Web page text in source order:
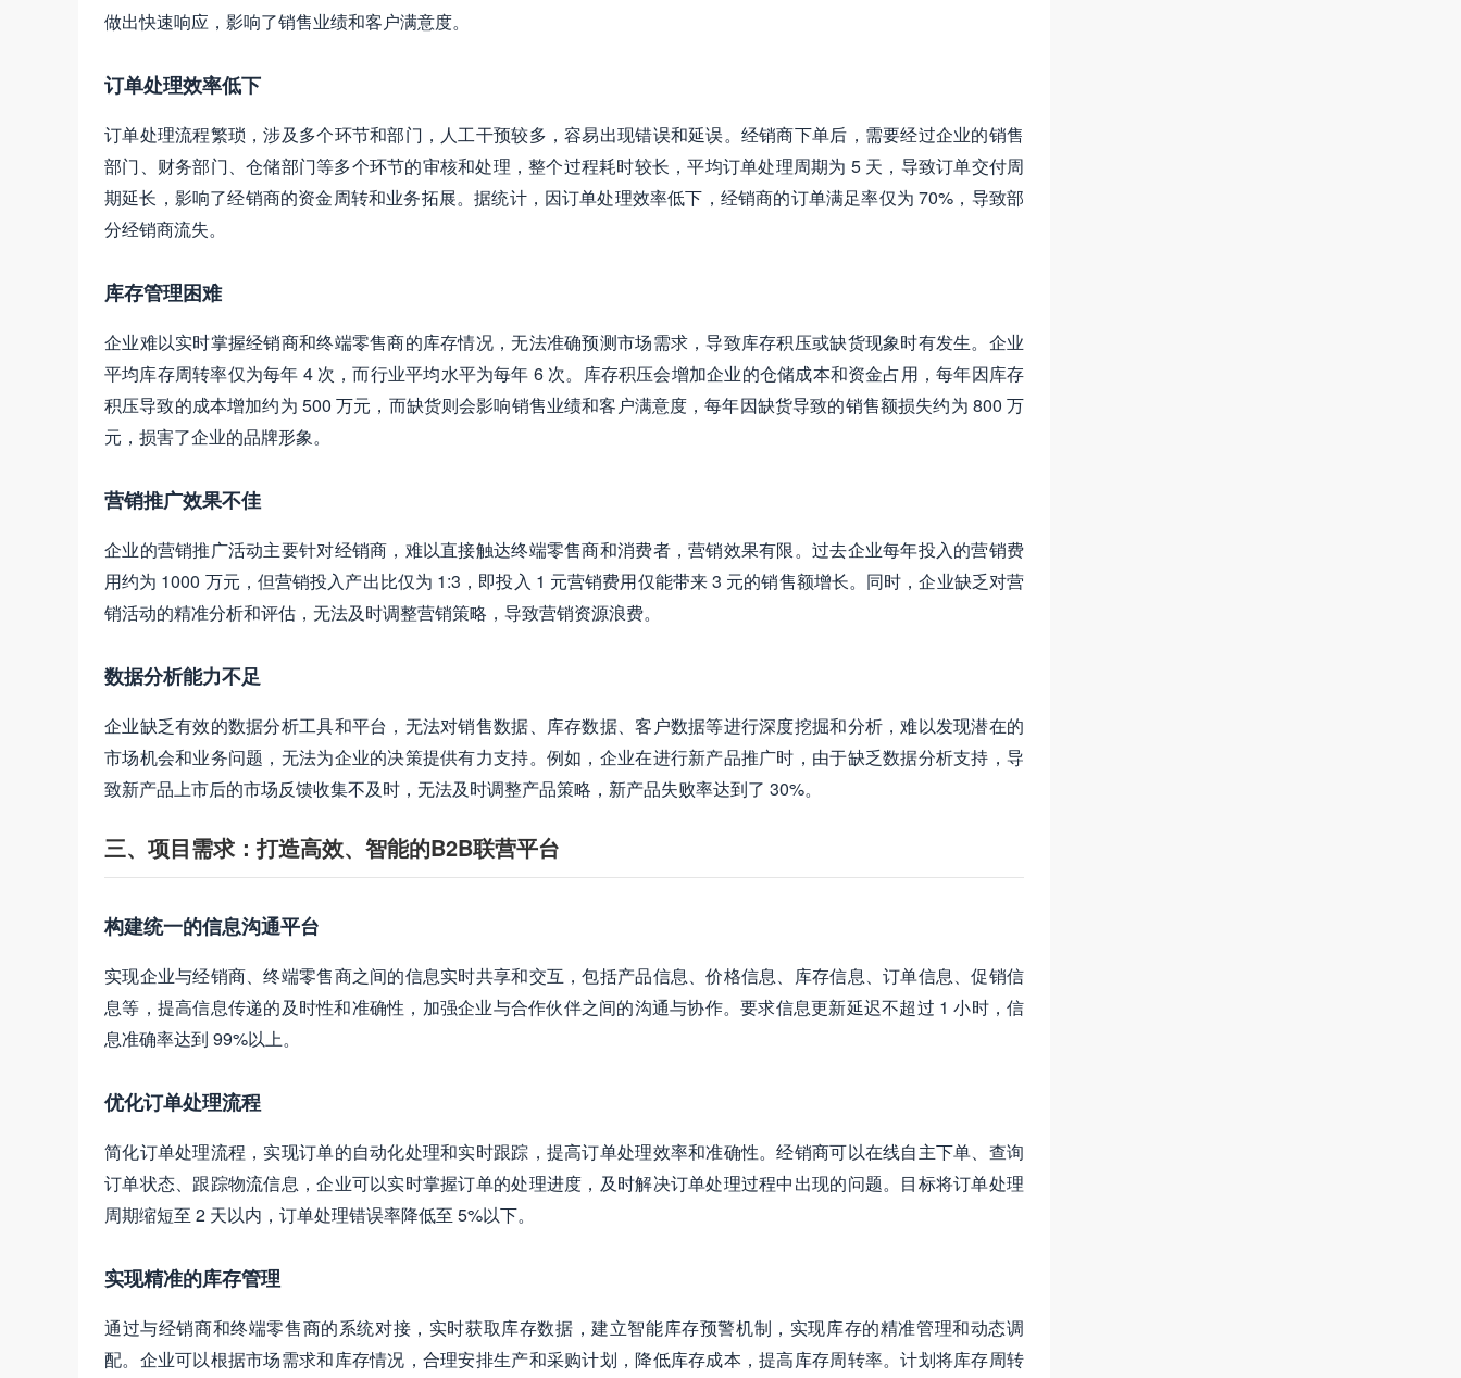
做出快速响应，影响了销售业绩和客户满意度。
订单处理效率低下
订单处理流程繁琐，涉及多个环节和部门，人工干预较多，容易出现错误和延误。经销商下单后，需要经过企业的销售
部门、财务部门、仓储部门等多个环节的审核和处理，整个过程耗时较长，平均订单处理周期为 5 天，导致订单交付周
期延长，影响了经销商的资金周转和业务拓展。据统计，因订单处理效率低下，经销商的订单满足率仅为 70%，导致部
分经销商流失。
库存管理困难
企业难以实时掌握经销商和终端零售商的库存情况，无法准确预测市场需求，导致库存积压或缺货现象时有发生。企业
平均库存周转率仅为每年 4 次，而行业平均水平为每年 6 次。库存积压会增加企业的仓储成本和资金占用，每年因库存
积压导致的成本增加约为 500 万元，而缺货则会影响销售业绩和客户满意度，每年因缺货导致的销售额损失约为 800 万
元，损害了企业的品牌形象。
营销推广效果不佳
企业的营销推广活动主要针对经销商，难以直接触达终端零售商和消费者，营销效果有限。过去企业每年投入的营销费
用约为 1000 万元，但营销投入产出比仅为 1:3，即投入 1 元营销费用仅能带来 3 元的销售额增长。同时，企业缺乏对营
销活动的精准分析和评估，无法及时调整营销策略，导致营销资源浪费。
数据分析能力不足
企业缺乏有效的数据分析工具和平台，无法对销售数据、库存数据、客户数据等进行深度挖掘和分析，难以发现潜在的
市场机会和业务问题，无法为企业的决策提供有力支持。例如，企业在进行新产品推广时，由于缺乏数据分析支持，导
致新产品上市后的市场反馈收集不及时，无法及时调整产品策略，新产品失败率达到了 30%。
三、项目需求：打造高效、智能的B2B联营平台
构建统一的信息沟通平台
实现企业与经销商、终端零售商之间的信息实时共享和交互，包括产品信息、价格信息、库存信息、订单信息、促销信
息等，提高信息传递的及时性和准确性，加强企业与合作伙伴之间的沟通与协作。要求信息更新延迟不超过 1 小时，信
息准确率达到 99%以上。
优化订单处理流程
简化订单处理流程，实现订单的自动化处理和实时跟踪，提高订单处理效率和准确性。经销商可以在线自主下单、查询
订单状态、跟踪物流信息，企业可以实时掌握订单的处理进度，及时解决订单处理过程中出现的问题。目标将订单处理
周期缩短至 2 天以内，订单处理错误率降低至 5%以下。
实现精准的库存管理
通过与经销商和终端零售商的系统对接，实时获取库存数据，建立智能库存预警机制，实现库存的精准管理和动态调
配。企业可以根据市场需求和库存情况，合理安排生产和采购计划，降低库存成本，提高库存周转率。计划将库存周转